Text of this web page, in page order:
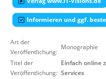
Über uns
Suche
Informieren und ggf.
Art der
Veröffentlichung:
Monographie
Titel der
Veröffentlichung:
Einfach online
Services